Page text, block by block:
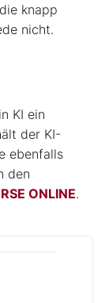
knapp
nicht.
KI ein
der KI-
ebenfalls
den
ONLINE.